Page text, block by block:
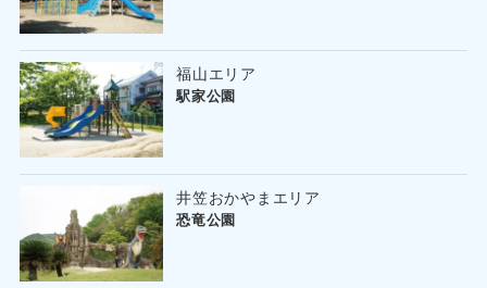
福山エリア
駅家公園
井笠おかやまエリア
恐竜公園